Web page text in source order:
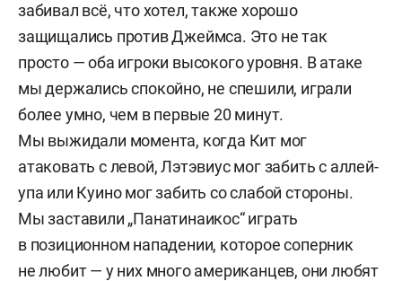
забивал всё, что хотел, также хорошо
защищались против Джеймса. Это не так
просто — оба игроки высокого уровня. В атаке
мы держались спокойно, не спешили, играли
более умно, чем в первые 20 минут.
Мы выжидали момента, когда Кит мог
атаковать с левой, Лэтэвиус мог забить с аллей-
упа или Куино мог забить со слабой стороны.
Мы заставили „Панатинаикос“ играть
в позиционном нападении, которое соперник
не любит — у них много американцев, они любят